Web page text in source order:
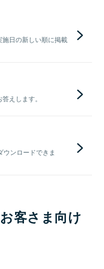
日の新しい順に掲載
えします。
ンロードできま
客さま向け